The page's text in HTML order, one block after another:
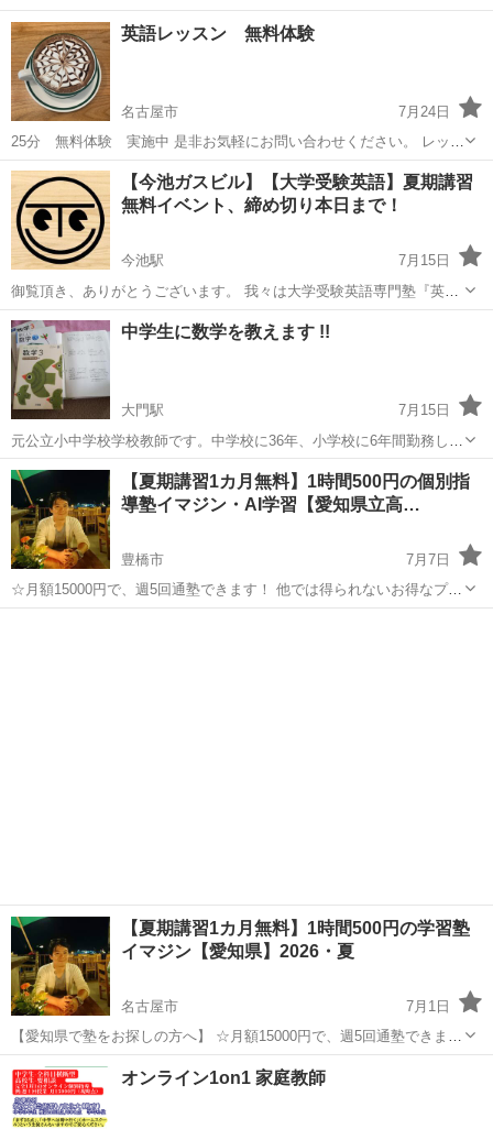
英語レッスン 無料体験
名古屋市
7月24日
25分 無料体験 実施中 是非お気軽にお問い合わせください。 レッス
ン 4回 月 20,000円 /50分 マンツーマン 英語 単発 1回 50
分/6000円 対象 女性、お子様向け
愛知 名古屋市 無料
【今池ガスビル】【大学受験英語】夏期講習
無料イベント、締め切り本日まで！
今池駅
7月15日
御覧頂き、ありがとうございます。 我々は大学受験英語専門塾『英語
道場TeeC』です。 今池ガスビルで、原則毎週水曜日18:10～20:55で開
講しております。(7/15水曜本日も出校) 只今、夏期講習の1日限定...
愛知 名古屋市 今池駅 塾 医学部
中学生に数学を教えます !!
大門駅
7月15日
元公立小中学校学校教師です。中学校に36年、小学校に6年間勤務しま
した。中学校では、主に3年生、2年生を中心に数学の授業を担当し、
最後の5年間は3年生だけを担当してきました。授業では、教科書と毎
時間の自作プリントをもとに授業...
愛知 岡崎市 大門駅 数学
【夏期講習1カ月無料】1時間500円の個別指
導塾イマジン・AI学習【愛知県立高…
豊橋市
7月7日
☆月額15000円で、週5回通塾できます！ 他では得られないお得なプラ
ンです。 ★毎日の勉強を継続するための特別な手法がありますので、
【夏期講習1カ月無料】1時間500円の学習塾
イマジン【愛知県】2026・夏
名古屋市
7月1日
【愛知県で塾をお探しの方へ】 ☆月額15000円で、週5回通塾できま
す！他では得られないお得なプランです。 ★毎日の勉強を継続するた
めの特別な手法がありますので、ぜひお試しください。 ☆9教科に対
し...
愛知 名古屋市 塾
オンライン1on1 家庭教師